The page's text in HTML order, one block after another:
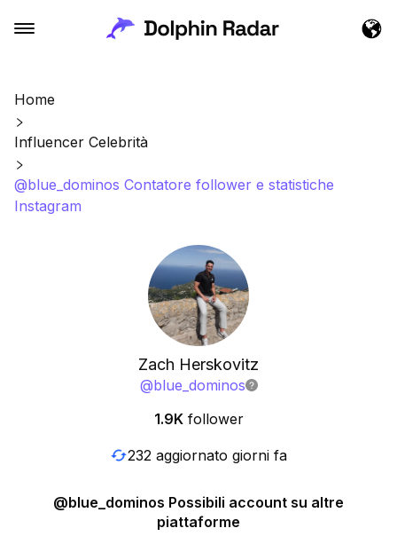
Home
Influencer Celebrità
@blue_dominos Contatore follower e statistiche
Instagram
Zach Herskovitz
@blue_dominos
1.9K follower
232 aggiornato giorni fa
@blue_dominos Possibili account su altre
piattaforme